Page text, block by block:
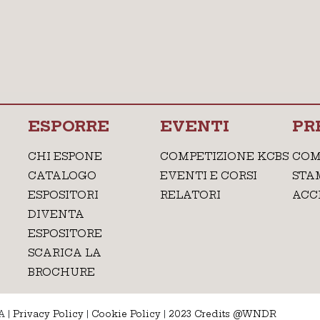
ESPORRE
CHI ESPONE
CATALOGO
ESPOSITORI
DIVENTA
ESPOSITORE
SCARICA LA
BROCHURE
EVENTI
COMPETIZIONE KCBS
EVENTI E CORSI
RELATORI
Privacy Policy Cookie Policy 2023 Credits @WNDR